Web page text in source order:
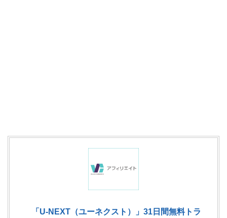
「U-NEXT（ユーネクスト）」31日間無料トラ